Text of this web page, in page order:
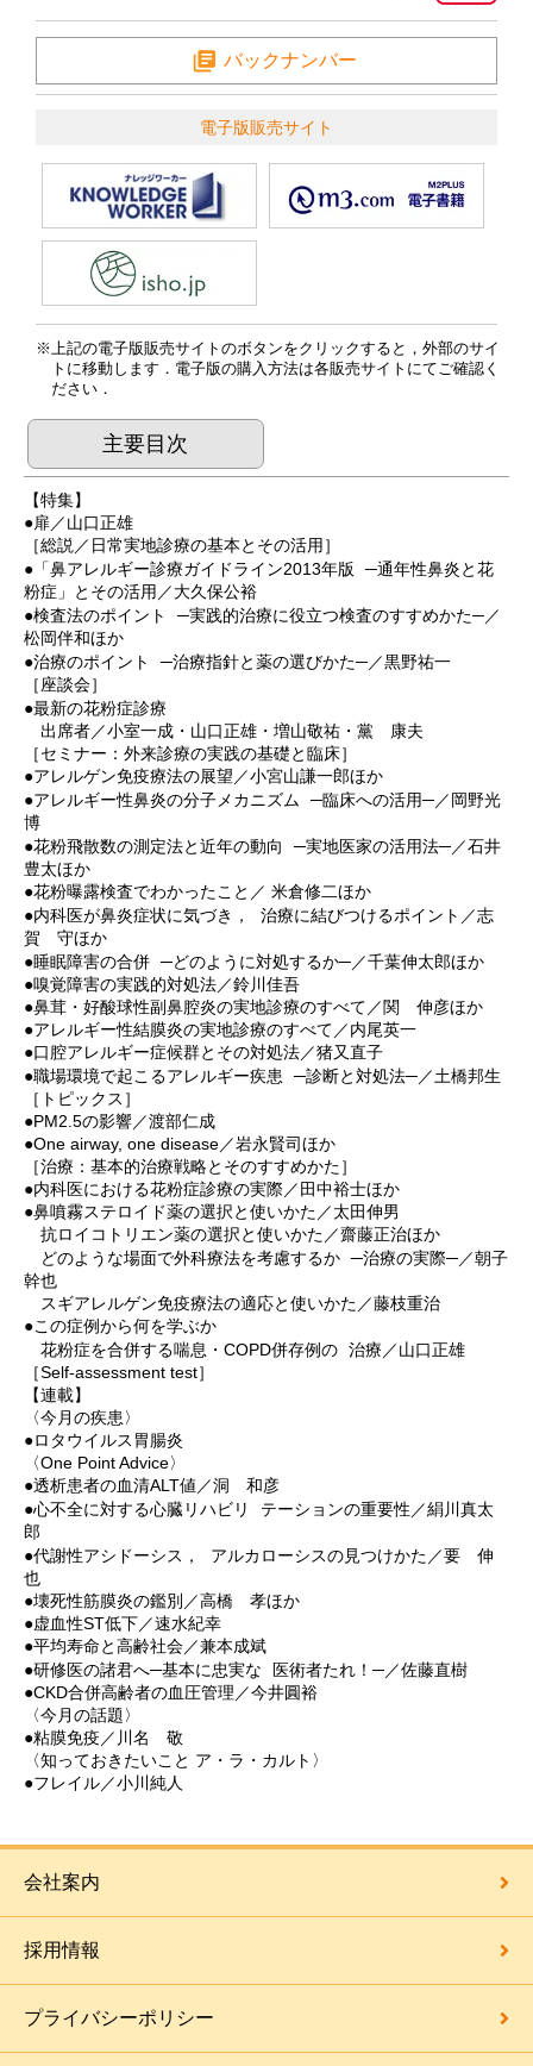
バックナンバー
電子版販売サイト
上記の電子版販売サイトのボタンをクリックすると，外部のサイ
トに移動します．電子版の購入方法は各販売サイトにてご確認く
ださい．
主要目次
【特集】
●扉／山口正雄
［総説／日常実地診療の基本とその活用］
●「鼻アレルギー診療ガイドライン2013年版 ─通年性鼻炎と花
粉症」とその活用／大久保公裕
●検査法のポイント ─実践的治療に役立つ検査のすすめかた─／
松岡伴和ほか
●治療のポイント ─治療指針と薬の選びかた─／黒野祐一
［座談会］
●最新の花粉症診療
出席者／小室一成・山口正雄・増山敬祐・黨 康夫
［セミナー：外来診療の実践の基礎と臨床］
●アレルゲン免疫療法の展望／小宮山謙一郎ほか
●アレルギー性鼻炎の分子メカニズム ─臨床への活用─／岡野光
博
●花粉飛散数の測定法と近年の動向 ─実地医家の活用法─／石井
豊太ほか
●花粉曝露検査でわかったこと／ 米倉修二ほか
●内科医が鼻炎症状に気づき， 治療に結びつけるポイント／志
賀 守ほか
●睡眠障害の合併 ─どのように対処するか─／千葉伸太郎ほか
●嗅覚障害の実践的対処法／鈴川佳吾
●鼻茸・好酸球性副鼻腔炎の実地診療のすべて／関 伸彦ほか
●アレルギー性結膜炎の実地診療のすべて／内尾英一
●口腔アレルギー症候群とその対処法／猪又直子
●職場環境で起こるアレルギー疾患 ─診断と対処法─／土橋邦生
［トピックス］
●PM2.5の影響／渡部仁成
●One airway, one disease／岩永賢司ほか
［治療：基本的治療戦略とそのすすめかた］
●内科医における花粉症診療の実際／田中裕士ほか
●鼻噴霧ステロイド薬の選択と使いかた／太田伸男
抗ロイコトリエン薬の選択と使いかた／齋藤正治ほか
どのような場面で外科療法を考慮するか ─治療の実際─／朝子
幹也
スギアレルゲン免疫療法の適応と使いかた／藤枝重治
●この症例から何を学ぶか
花粉症を合併する喘息・COPD併存例の 治療／山口正雄
［Self-assessment test］
【連載】
〈今月の疾患〉
●ロタウイルス胃腸炎
〈One Point Advice〉
●透析患者の血清ALT値／洞 和彦
●心不全に対する心臓リハビリ テーションの重要性／絹川真太
郎
●代謝性アシドーシス， アルカローシスの見つけかた／要 伸
也
●壊死性筋膜炎の鑑別／高橋 孝ほか
●虚血性ST低下／速水紀幸
●平均寿命と高齢社会／兼本成斌
●研修医の諸君へ─基本に忠実な 医術者たれ！─／佐藤直樹
●CKD合併高齢者の血圧管理／今井圓裕
〈今月の話題〉
●粘膜免疫／川名 敬
〈知っておきたいこと ア・ラ・カルト〉
●フレイル／小川純人
会社案内
採用情報
プライバシーポリシー